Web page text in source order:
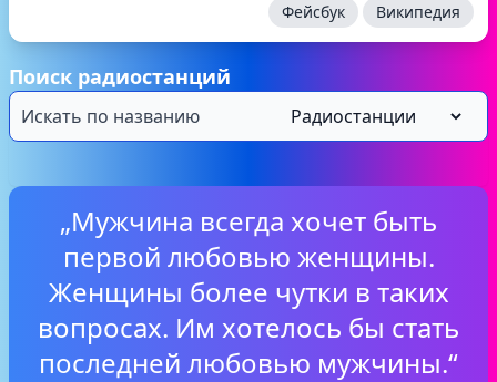
Фейсбук
Википедия
Поиск радиостанций
„Мужчина всегда хочет быть
первой любовью женщины.
Женщины более чутки в таких
вопросах. Им хотелось бы стать
последней любовью мужчины.“